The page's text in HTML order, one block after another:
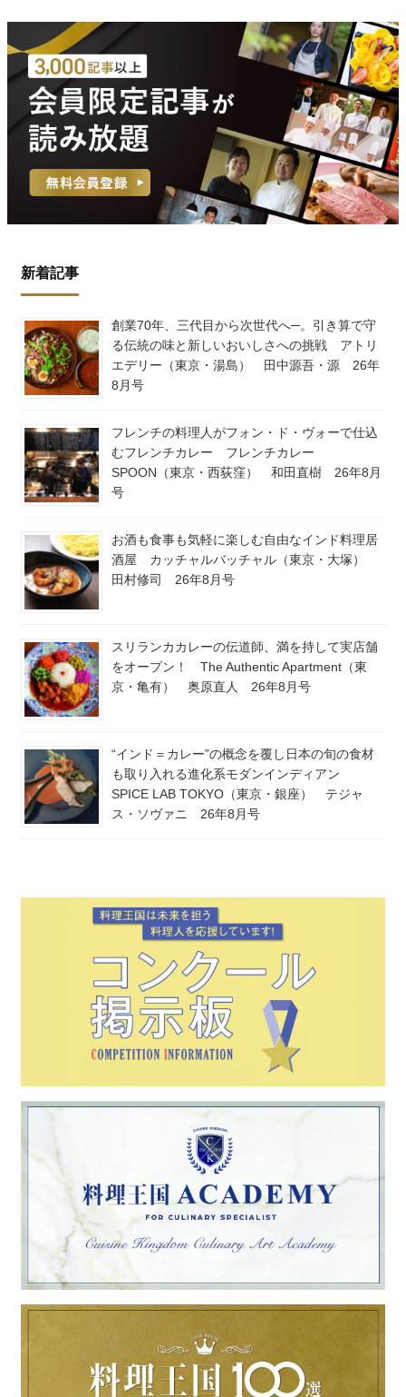
新着記事
創業70年、三代目から次世代へ─。引き算で守
る伝統の味と新しいおいしさへの挑戦 アトリ
エデリー（東京・湯島） 田中源吾・源 26年
8月号
フレンチの料理人がフォン・ド・ヴォーで仕込
むフレンチカレー フレンチカレー
SPOON（東京・西荻窪） 和田直樹 26年8月
号
お酒も食事も気軽に楽しむ自由なインド料理居
酒屋 カッチャルバッチャル（東京・大塚）
田村修司 26年8月号
スリランカカレーの伝道師、満を持して実店舗
をオープン！ The Authentic Apartment（東
京・亀有） 奥原直人 26年8月号
“インド＝カレー”の概念を覆し日本の旬の食材
も取り入れる進化系モダンインディアン
SPICE LAB TOKYO（東京・銀座） テジャ
ス・ソヴァニ 26年8月号